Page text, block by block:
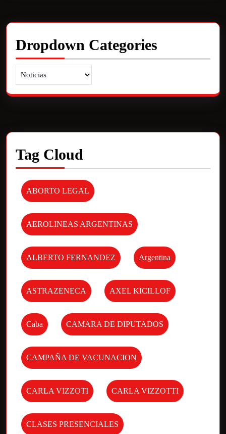
Dropdown Categories
Tag Cloud
ABORTO LEGAL
AEROLINEAS ARGENTINAS
ALBERTO FERNANDEZ Argentina
ASTRAZENECA AXEL KICILLOF
Caba CAMARA DE DIPUTADOS
CAMPAÑA DE VACUNACION
CARLA VIZZOTI CARLA VIZZOTTI
CLASES PRESENCIALES